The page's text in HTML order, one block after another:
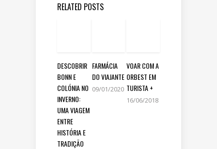
RELATED POSTS
DESCOBRIR
BONN E
COLÓNIA NO
INVERNO:
UMA VIAGEM
ENTRE
HISTÓRIA E
TRADIÇÃO
FARMÁCIA
DO VIAJANTE
09/01/2020
VOAR COM A
ORBEST EM
TURISTA +
16/06/2018